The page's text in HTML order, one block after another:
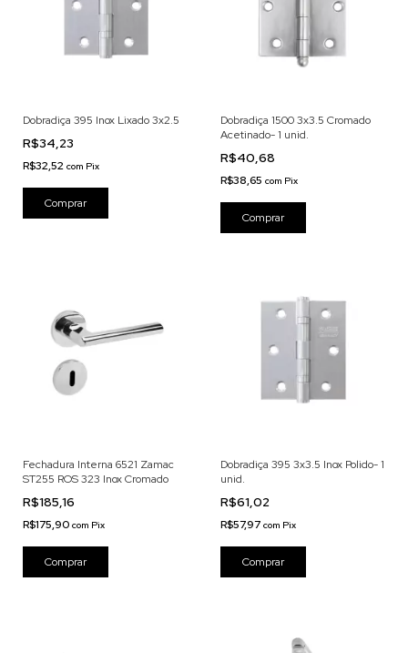
Dobradiça 395 Inox Lixado 3x2.5
R$34,23
R$32,52 com Pix
Dobradiça 1500 3x3.5 Cromado
Acetinado- 1 unid.
R$40,68
R$38,65 com Pix
Fechadura Interna 6521 Zamac
ST255 ROS 323 Inox Cromado
R$185,16
R$175,90 com Pix
Dobradiça 395 3x3.5 Inox Polido- 1
unid.
R$61,02
R$57,97 com Pix